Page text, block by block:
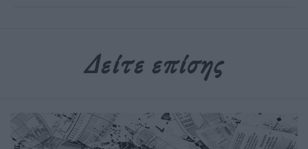
Δείτε επίσης